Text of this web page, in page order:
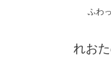
ふわ
れお